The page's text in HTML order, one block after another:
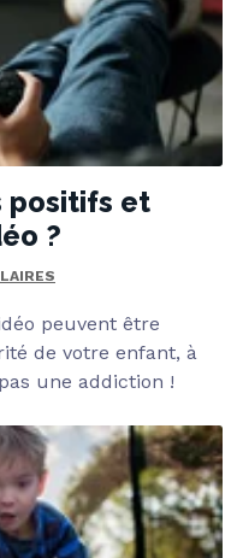
positifs et
?
peuvent être
de votre enfant, à
une addiction !